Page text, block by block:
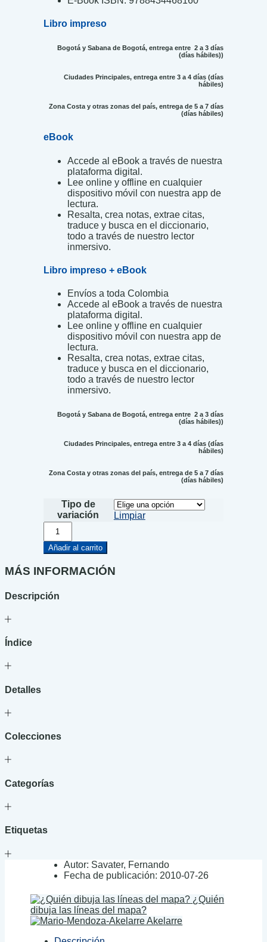
Libro impreso
Bogotá y Sabana de Bogotá, entrega entre 2 a 3 días
(días hábiles))
Ciudades Principales, entrega entre 3 a 4 días (días
hábiles)
Zona Costa y otras zonas del país, entrega de 5 a 7 días
(días hábiles)
eBook
Accede al eBook a través de nuestra
plataforma digital.
Lee online y offline en cualquier
dispositivo móvil con nuestra app de
lectura.
Resalta, crea notas, extrae citas,
traduce y busca en el diccionario,
todo a través de nuestro lector
inmersivo.
Libro impreso + eBook
Envíos a toda Colombia
Accede al eBook a través de nuestra
plataforma digital.
Lee online y offline en cualquier
dispositivo móvil con nuestra app de
lectura.
Resalta, crea notas, extrae citas,
traduce y busca en el diccionario,
todo a través de nuestro lector
inmersivo.
Bogotá y Sabana de Bogotá, entrega entre 2 a 3 días
(días hábiles))
Ciudades Principales, entrega entre 3 a 4 días (días
hábiles)
Zona Costa y otras zonas del país, entrega de 5 a 7 días
(días hábiles)
Tipo de
variación
Limpiar
Ética
para
Amador
Añadir al carrito
MÁS INFORMACIÓN
Descripción
Índice
Detalles
Colecciones
Categorías
Etiquetas
Autor: Savater, Fernando
Fecha de publicación: 2010-07-26
¿Quién
dibuja las líneas del mapa?
Akelarre